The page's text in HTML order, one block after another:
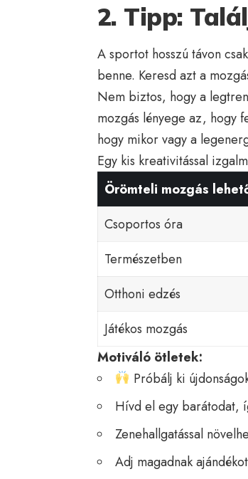
2. Tipp:
A sportot hosszú távon
benne. Keresd azt a
Nem biztos, hogy a
mozgás lényege az, hogy
hogy mikor vagy a
Egy kis kreativitással
Örömteli mozgás
Csoportos óra
Természetben
Otthoni edzés
Játékos mozgás
Motiváló ötletek:
Próbálj ki
Hívd el egy barátodat,
Zenehallgatással
Adj magadnak